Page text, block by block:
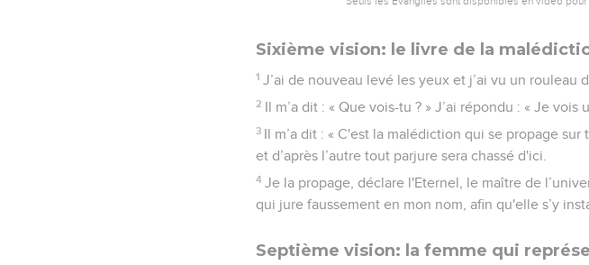
Sixième vision: le livre de la
1 J’ai de nouveau levé les yeux et j’ai vu un rouleau
2 Il m’a dit : « Que vois-tu ? » J’ai répondu : « Je
3 Il m’a dit : « C'est la malédiction qui se propage
et d’après l’autre tout parjure sera chassé d'ici.
4 Je la propage, déclare l'Eternel, le maître de
qui jure faussement en mon nom, afin qu'elle s’y
Septième vision: la femme qui